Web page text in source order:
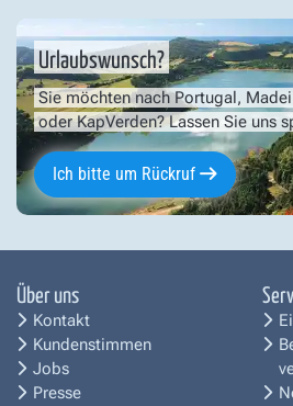
Urlaubswunsch?
Sie möchten nach Portugal,
oder KapVerden? Lassen Sie uns
Ich bitte um Rückruf
Über uns
Kontakt
Kundenstimmen
Jobs
Presse